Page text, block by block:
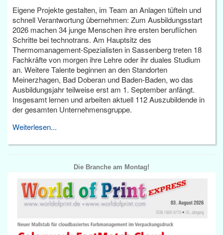
Eigene Projekte gestalten, im Team an Anlagen tüfteln und
schnell Verantwortung übernehmen: Zum Ausbildungsstart
2026 machen 34 junge Menschen ihre ersten beruflichen
Schritte bei technotrans. Am Hauptsitz des
Thermomanagement-Spezialisten in Sassenberg treten 18
Fachkräfte von morgen ihre Lehre oder ihr duales Studium
an. Weitere Talente beginnen an den Standorten
Meinerzhagen, Bad Doberan und Baden-Baden, wo das
Ausbildungsjahr teilweise erst am 1. September anfängt.
Insgesamt lernen und arbeiten aktuell 112 Auszubildende in
der gesamten Unternehmensgruppe.
Weiterlesen...
Die Branche am Montag!